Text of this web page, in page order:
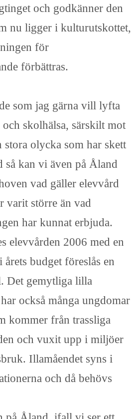
och godkänner den
nu ligger i kulturutskottet,
för
förbättras.
som jag gärna vill lyfta
skolhälsa, särskilt mot
stora olycka som har skett
så kan vi även på Åland
vad gäller elevvård
varit större än vad
har kunnat erbjuda.
elevvården 2006 med en
budget föreslås en
Det gemytliga lilla
också många ungdomar
kommer från trassliga
och vuxit upp i miljöer
Illamåendet syns i
och då behövs